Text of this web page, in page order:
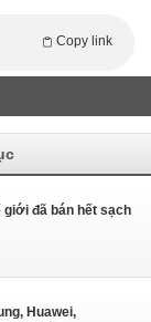
Copy link
giới đã bán hết sạch
Huawei,